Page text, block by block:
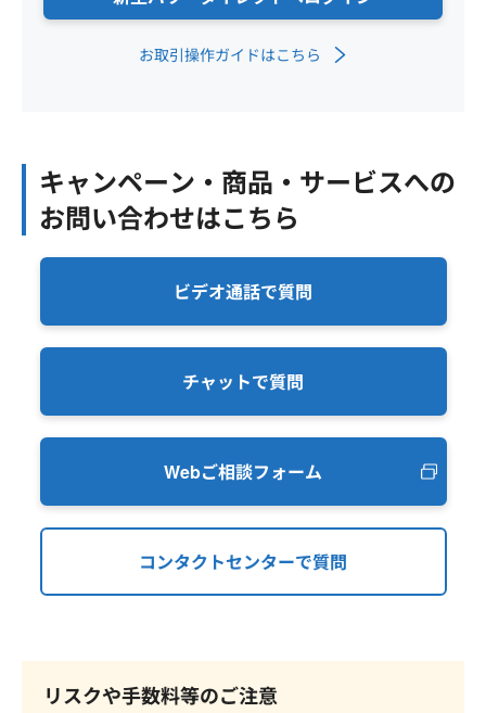
お取引操作ガイドはこちら
キャンペーン・商品・サービスへの
お問い合わせはこちら
ビデオ通話で質問
チャットで質問
Webご相談フォーム
コンタクトセンターで質問
リスクや手数料等のご注意